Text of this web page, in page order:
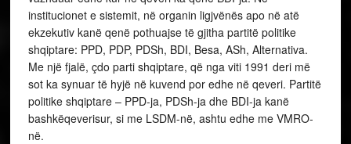
institucionet e sistemit, në organin ligjvënës apo në atë
ekzekutiv kanë qenë pothuajse të gjitha partitë politike
shqiptare: PPD, PDP, PDSh, BDI, Besa, ASh, Alternativa.
Me një fjalë, çdo parti shqiptare, që nga viti 1991 deri më
sot ka synuar të hyjë në kuvend por edhe në qeveri. Partitë
politike shqiptare – PPD-ja, PDSh-ja dhe BDI-ja kanë
bashkëqeverisur, si me LSDM-në, ashtu edhe me VMRO-
në.